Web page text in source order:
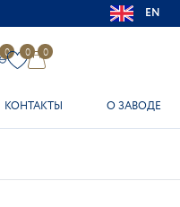
EN
0 0 0
КОНТАКТЫ О ЗАВОДЕ